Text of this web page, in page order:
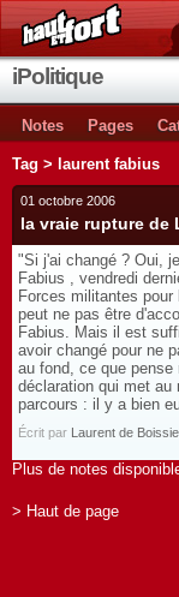
iPolitique
Notes Pages
Tag > laurent fabius
01 octobre 2006
la vraie rupture de
"Si j'ai changé ? Oui,
Fabius , vendredi
Forces militantes
peut ne pas être
Fabius. Mais il est
avoir changé pour ne
au fond, ce que
déclaration qui met au
parcours : il y a bien
Écrit par Laurent de
Plus de notes
> Haut de page